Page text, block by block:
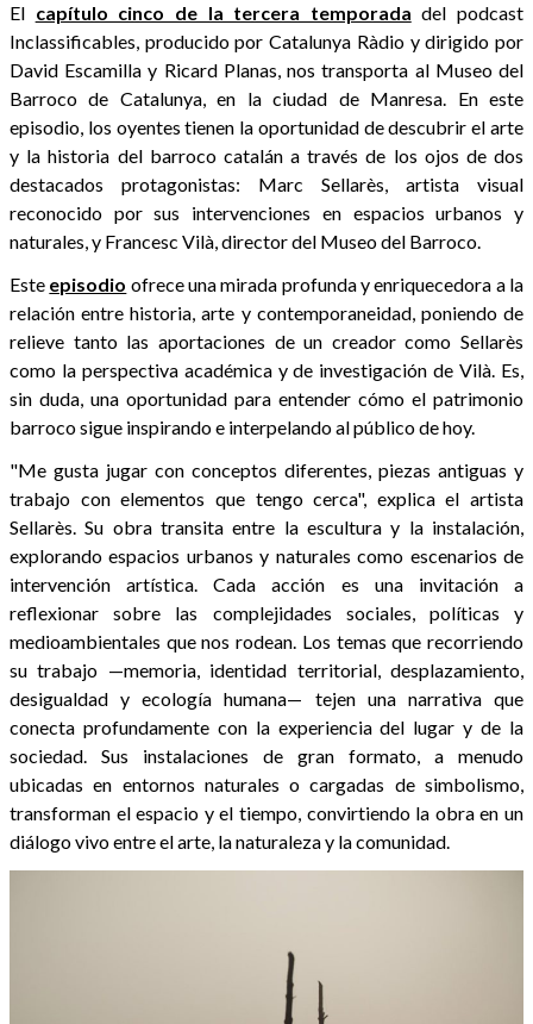
El capítulo cinco de la tercera temporada del podcast
Inclassificables, producido por Catalunya Ràdio y dirigido por
David Escamilla y Ricard Planas, nos transporta al Museo del
Barroco de Catalunya, en la ciudad de Manresa. En este
episodio, los oyentes tienen la oportunidad de descubrir el arte
y la historia del barroco catalán a través de los ojos de dos
destacados protagonistas: Marc Sellarès, artista visual
reconocido por sus intervenciones en espacios urbanos y
naturales, y Francesc Vilà, director del Museo del Barroco.
Este episodio ofrece una mirada profunda y enriquecedora a la
relación entre historia, arte y contemporaneidad, poniendo de
relieve tanto las aportaciones de un creador como Sellarès
como la perspectiva académica y de investigación de Vilà. Es,
sin duda, una oportunidad para entender cómo el patrimonio
barroco sigue inspirando e interpelando al público de hoy.
"Me gusta jugar con conceptos diferentes, piezas antiguas y
trabajo con elementos que tengo cerca", explica el artista
Sellarès. Su obra transita entre la escultura y la instalación,
explorando espacios urbanos y naturales como escenarios de
intervención artística. Cada acción es una invitación a
reflexionar sobre las complejidades sociales, políticas y
medioambientales que nos rodean. Los temas que recorriendo
su trabajo —memoria, identidad territorial, desplazamiento,
desigualdad y ecología humana— tejen una narrativa que
conecta profundamente con la experiencia del lugar y de la
sociedad. Sus instalaciones de gran formato, a menudo
ubicadas en entornos naturales o cargadas de simbolismo,
transforman el espacio y el tiempo, convirtiendo la obra en un
diálogo vivo entre el arte, la naturaleza y la comunidad.